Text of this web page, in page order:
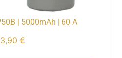
| 5000mAh | 60 A
€